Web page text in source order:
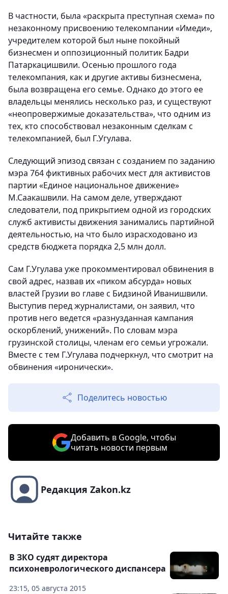
В частности, была «раскрыта преступная схема» по
незаконному присвоению телекомпании «Имеди»,
учредителем которой был ныне покойный
бизнесмен и оппозиционный политик Бадри
Патаркацишвили. Осенью прошлого года
телекомпания, как и другие активы бизнесмена,
была возвращена его семье. Однако до этого ее
владельцы менялись несколько раз, и существуют
«неопровержимые доказательства», что одним из
тех, кто способствовал незаконным сделкам с
телекомпанией, был Г.Угулава.
Следующий эпизод связан с созданием по заданию
мэра 764 фиктивных рабочих мест для активистов
партии «Единое национальное движение»
М.Саакашвили. На самом деле, утверждают
следователи, под прикрытием одной из городских
служб активисты движения занимались партийной
деятельностью, на что было израсходовано из
средств бюджета порядка 2,5 млн долл.
Сам Г.Угулава уже прокомментировал обвинения в
свой адрес, назвав их «пиком абсурда» новых
властей Грузии во главе с Бидзиной Иванишвили.
Выступив перед журналистами, он заявил, что
против него ведется «разнузданная кампания
оскорблений, унижений». По словам мэра
грузинской столицы, членам его семьи угрожали.
Вместе с тем Г.Угулава подчеркнул, что смотрит на
обвинения «иронически».
Поделитесь новостью
Добавить в Google, чтобы
читать новости первым
Редакция Zakon.kz
Читайте также
23:15, 05 августа 2015
В ЗКО судят директора
психоневрологического диспансера